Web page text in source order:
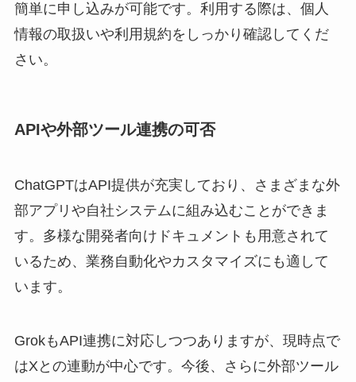
簡単に申し込みが可能です。利用する際は、個人
情報の取扱いや利用規約をしっかり確認してくだ
さい。
APIや外部ツール連携の可否
ChatGPTはAPI提供が充実しており、さまざまな外
部アプリや自社システムに組み込むことができま
す。多様な開発者向けドキュメントも用意されて
いるため、業務自動化やカスタマイズにも適して
います。
GrokもAPI連携に対応しつつありますが、現時点で
はXとの連動が中心です。今後、さらに外部ツール